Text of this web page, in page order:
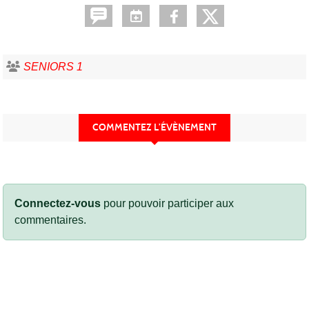
SENIORS 1
COMMENTEZ L’ÉVÈNEMENT
Connectez-vous pour pouvoir participer aux
commentaires.